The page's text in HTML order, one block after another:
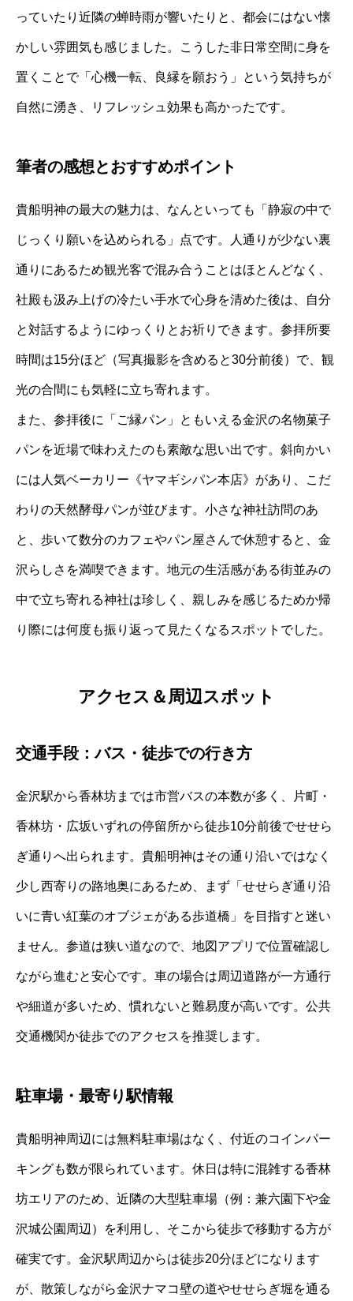
っていたり近隣の蝉時雨が響いたりと、都会にはない懐
かしい雰囲気も感じました。こうした非日常空間に身を
置くことで「心機一転、良縁を願おう」という気持ちが
自然に湧き、リフレッシュ効果も高かったです。
筆者の感想とおすすめポイント
貴船明神の最大の魅力は、なんといっても「静寂の中で
じっくり願いを込められる」点です。人通りが少ない裏
通りにあるため観光客で混み合うことはほとんどなく、
社殿も汲み上げの冷たい手水で心身を清めた後は、自分
と対話するようにゆっくりとお祈りできます。参拝所要
時間は15分ほど（写真撮影を含めると30分前後）で、観
光の合間にも気軽に立ち寄れます。
また、参拝後に「ご縁パン」ともいえる金沢の名物菓子
パンを近場で味わえたのも素敵な思い出です。斜向かい
には人気ベーカリー《ヤマギシパン本店》があり、こだ
わりの天然酵母パンが並びます。小さな神社訪問のあ
と、歩いて数分のカフェやパン屋さんで休憩すると、金
沢らしさを満喫できます。地元の生活感がある街並みの
中で立ち寄れる神社は珍しく、親しみを感じるためか帰
り際には何度も振り返って見たくなるスポットでした。
アクセス＆周辺スポット
交通手段：バス・徒歩での行き方
金沢駅から香林坊までは市営バスの本数が多く、片町・
香林坊・広坂いずれの停留所から徒歩10分前後でせせら
ぎ通りへ出られます。貴船明神はその通り沿いではなく
少し西寄りの路地奥にあるため、まず「せせらぎ通り沿
いに青い紅葉のオブジェがある歩道橋」を目指すと迷い
ません。参道は狭い道なので、地図アプリで位置確認し
ながら進むと安心です。車の場合は周辺道路が一方通行
や細道が多いため、慣れないと難易度が高いです。公共
交通機関か徒歩でのアクセスを推奨します。
駐車場・最寄り駅情報
貴船明神周辺には無料駐車場はなく、付近のコインパー
キングも数が限られています。休日は特に混雑する香林
坊エリアのため、近隣の大型駐車場（例：兼六園下や金
沢城公園周辺）を利用し、そこから徒歩で移動する方が
確実です。金沢駅周辺からは徒歩20分ほどになります
が、散策しながら金沢ナマコ壁の道やせせらぎ堀を通る